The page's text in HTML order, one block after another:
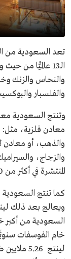
تعد السعودية من
الـ13 عالميًّا من حيث وفرة وتنوع
والنحاس والزنك
والفلسبار
وتنتج السعودية
معادن فلزية، مثل:
والذهب، أو معادن
المنتشرة في أكثر من 5,300 موقع، تقدر قيمتها بـ5 تريليونات ريال.
ويعالج بعد ذلك
السعودية من أكبر
لينتج